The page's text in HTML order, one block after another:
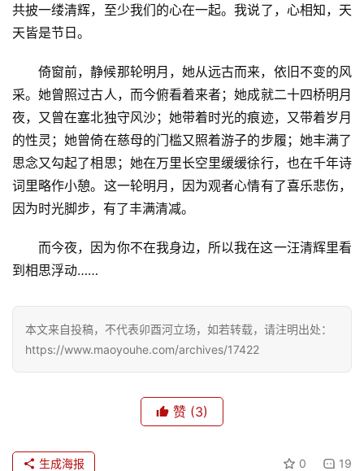
更
多
共披一缕清辉，至少我们的心在一起。我说了，心相知，天
天皆是节日。
倚窗前，静候那轮明月，她从远古而来，依旧不变的风
采。她曾照过古人，而今俯看着来者；她成就二十四桥明月
夜，又曾在塞北独守风沙；她带着时光的痕迹，又带着岁月
的性灵；她曾倚在慈母的门槛又照着游子的步履；她丰满了
思念又勾起了相思；她在万里长空里缓缓徐行，也在千年诗
词里略作小憩。这一轮明月，因为观者心情有了喜乐悲伤，
因为时光脚步，有了丰满清减。
而今夜，因为你不在我身边，所以我在这一汪清辉里看
到相思浮动……
本文来自投稿，不代表卯酉河立场，如若转载，请注明出处：
https://www.maoyouhe.com/archives/17422
赞 (3)
0 19
生成海报